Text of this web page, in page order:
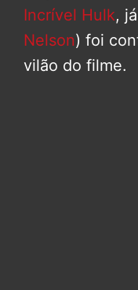
Incrível Hulk,
Nelson) foi
vilão do filme.